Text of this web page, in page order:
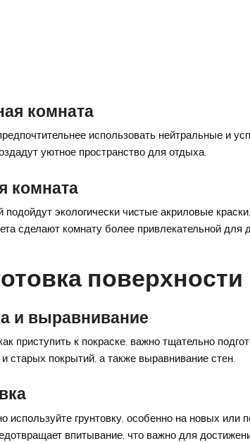
комната
использовать нейтральные и
уютное пространство для отдыха.
комната
подойдут экологически чистые акриловые
сделают комнату более привлекательной для
и выравнивание
приступить к покраске, важно тщательно
и старых покрытий, а также выравнивание стен.
используйте грунтовку, особенно на новых или
впитывание, что важно для